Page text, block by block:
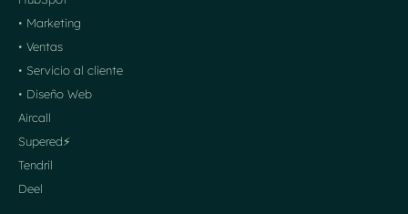
• Marketing
• Ventas
• Servicio al cliente
• Diseño Web
Aircall
Supered⚡️
Tendril
Deel